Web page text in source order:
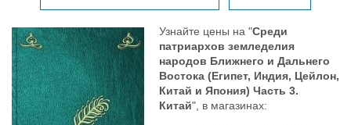
Узнайте цены на "Среди
патриархов земледелия
народов Ближнего и Дальнего
Востока (Египет, Индия, Цейлон,
Китай и Япония) Часть 3.
Китай", в магазинах: